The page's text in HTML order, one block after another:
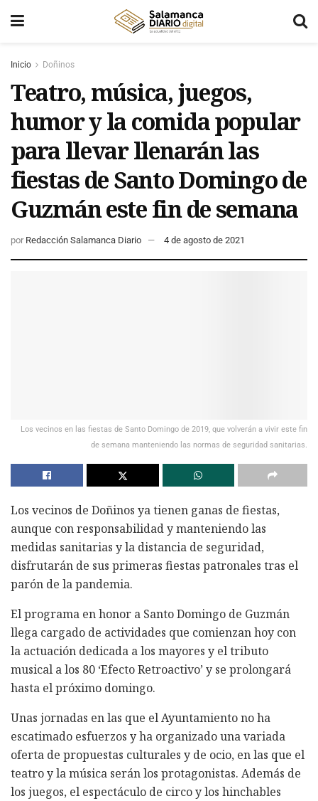
Inicio Doñinos
Teatro, música, juegos,
humor y la comida popular
para llevar llenarán las
fiestas de Santo Domingo de
Guzmán este fin de semana
por Redacción Salamanca Diario 4 de agosto de 2021
Los vecinos en las fiestas de Santo Domingo de 2019, que volverán a vivir este fin
de semana manteniendo las normas de seguridad sanitarias.
Los vecinos de Doñinos ya tienen ganas de fiestas,
aunque con responsabilidad y manteniendo las
medidas sanitarias y la distancia de seguridad,
disfrutarán de sus primeras fiestas patronales tras el
parón de la pandemia.
El programa en honor a Santo Domingo de Guzmán
llega cargado de actividades que comienzan hoy con
la actuación dedicada a los mayores y el tributo
musical a los 80 ‘Efecto Retroactivo’ y se prolongará
hasta el próximo domingo.
Unas jornadas en las que el Ayuntamiento no ha
escatimado esfuerzos y ha organizado una variada
oferta de propuestas culturales y de ocio, en las que el
teatro y la música serán los protagonistas. Además de
los juegos, el espectáculo de circo y los hinchables